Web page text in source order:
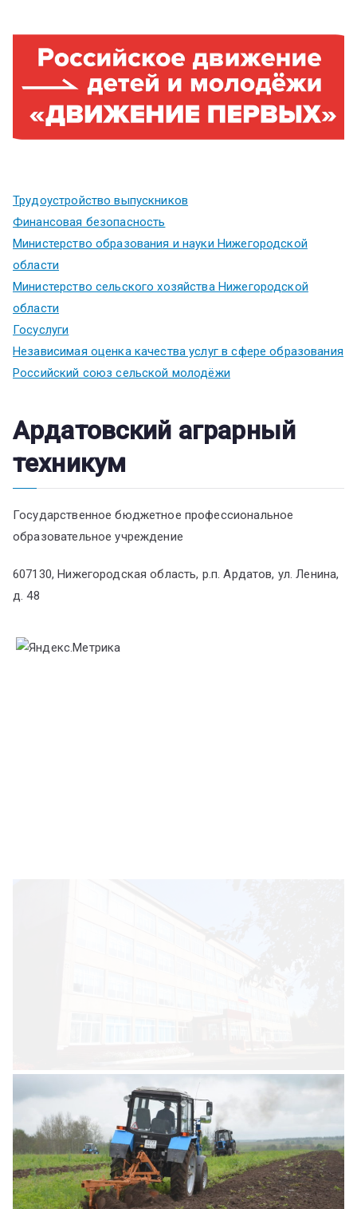
Трудоустройство выпускников
Финансовая безопасность
Министерство образования и науки Нижегородской
области
Министерство сельского хозяйства Нижегородской
области
Госуслуги
Независимая оценка качества услуг в сфере образования
Российский союз сельской молодёжи
Ардатовский аграрный
техникум
Государственное бюджетное профессиональное
образовательное учреждение
607130, Нижегородская область, р.п. Ардатов, ул. Ленина,
д. 48